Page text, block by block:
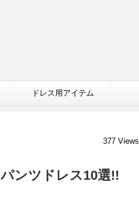
ドレス用アイテム
377 Views
ンツドレス10選!!